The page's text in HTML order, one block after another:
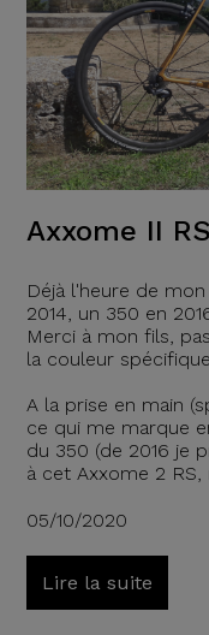
Axxome II RS
Déjà l'heure de
2014, un 350 en
Merci à mon fils,
la couleur
A la prise en main
ce qui me marque
du 350 (de 2016 je
à cet Axxome 2
05/10/2020
Lire la suite